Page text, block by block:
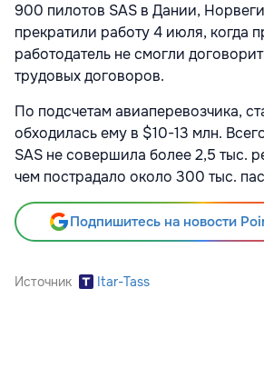
900 пилотов SAS в Дании,
прекратили работу 4 июля, когда
работодатель не смогли
трудовых договоров.
По подсчетам авиаперевозчика,
обходилась ему в $10-13 млн.
SAS не совершила более 2,5 тыс.
чем пострадало около 300 тыс.
Подпишитесь на новости
Источник Itar-Tass